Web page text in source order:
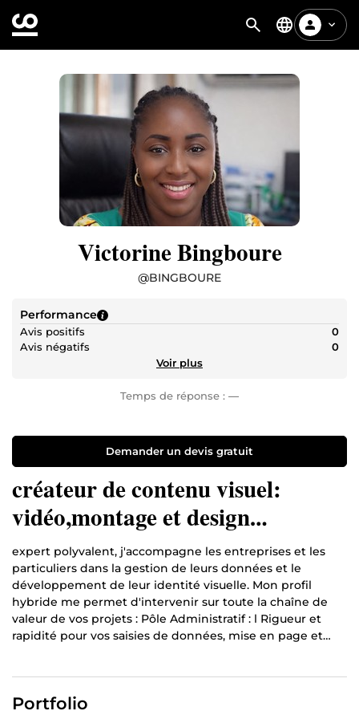
Victorine Bingboure
@BINGBOURE
Performance
Avis positifs
0
Avis négatifs
0
Voir plus
Temps de réponse : —
Demander un devis gratuit
créateur de contenu visuel:
vidéo,montage et design
graphique; expert vidéo et
création visuelle pro
expert polyvalent, j'accompagne les entreprises et les
particuliers dans la gestion de leurs données et le
développement de leur identité visuelle. Mon profil
hybride me permet d'intervenir sur toute la chaîne de
valeur de vos projets : Pôle Administratif : l Rigueur et
rapidité pour vos saisies de données, mise en page et
et mémorables pour affirmer votre image de marque. Je
Portfolio